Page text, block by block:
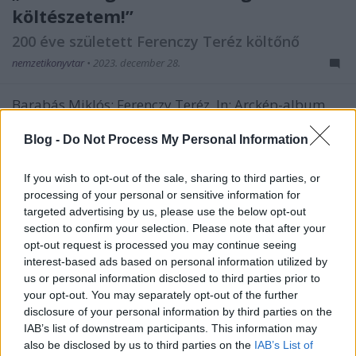
Blog - Do Not Process My Personal Information
If you wish to opt-out of the sale, sharing to third parties, or
processing of your personal or sensitive information for
targeted advertising by us, please use the below opt-out
section to confirm your selection. Please note that after your
opt-out request is processed you may continue seeing
interest-based ads based on personal information utilized by
us or personal information disclosed to third parties prior to
your opt-out. You may separately opt-out of the further
disclosure of your personal information by third parties on the
IAB’s list of downstream participants. This information may
also be disclosed by us to third parties on the IAB’s List of
költészetem!”
200 éve született Ferenczy Teréz költőnő
nemzetikonyvtar • 2023. december 28.
Barabás Miklós: Ferenczy Teréz. In: Arckép-album
illusztrációival, Pest, Számvald, 1855. –
28-án született Rimaszombatban Ferenczy Sámuel
könyvkötő, gazdatiszt és Ballay Terézia második
gyermekeként. Hermina…